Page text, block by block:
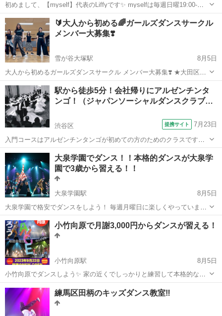
初めまして、【myself】代表のLiffyです✨ myselfは毎週日曜19:00-
21:00に さまざまなジャンルのレッスンを行っている 社会人向けダン
スサークルです！ アットホームにみんなでワイワイ 暖かい雰囲気で
は...
東京 文京区 巣鴨駅 その他 レッスン
🔰大人から初める🌈ガールズダンスサークル
メンバー大募集❣️
雪が谷大塚駅
8月5日
大人から初めるガールズダンスサークル メンバー大募集❣️ ★大田区嶺
町近辺で活動中 【Glow Girls 】 毎週火曜日、19時15分～20時15分
YouTube RISABON チャンネルより ↓↓ THAT'...
東京 大田区 雪が谷大塚駅 ダンス 踊ってみた
駅から徒歩5分！会社帰りにアルゼンチンタ
ンゴ！（ジャパンソーシャルダンスクラブ…
渋谷区 提携サイト 7月23日
入門コースはアルゼンチンタンゴが初めての方のためのクラスです。
服装は自由で、パートナーは不要♪ 入門クラスでは、ウォーキング、
体重移動など、タンゴの基礎となるステップをマスターします。入門
のステップをしっかりマスターした方は...
東京 渋谷区 その他
大泉学園でダンス！！本格的ダンスが大泉学
園で3歳から習える！！
大泉学園駅
8月5日
大泉学園で格安でダンスをしよう！ 毎週月曜日に楽しくやっています
100㎡の広いスタジオでのびのびダンスしよう！！ 発表会も年に一回
開催！ もちろん参加費も格安！！ 5歳から本格的ダンスを初めてみ
ま...
東京 練馬区 大泉学園駅 ヒップホップ
小竹向原で月謝3,000円からダンスが習える！
小竹向原駅
8月5日
小竹向原でダンスしよう✨ 家の近くでしっかりと練習して本格的なダ
ンススタジオへ！ をコンセプトにしたダンス未経験の子どもたち専用
のダンスサークルです😊 経験者の受講はお断りの本当の初心者のた...
東京 板橋区 小竹向原駅 ヒップホップ 月謝
練馬区田柄のキッズダンス教室‼️